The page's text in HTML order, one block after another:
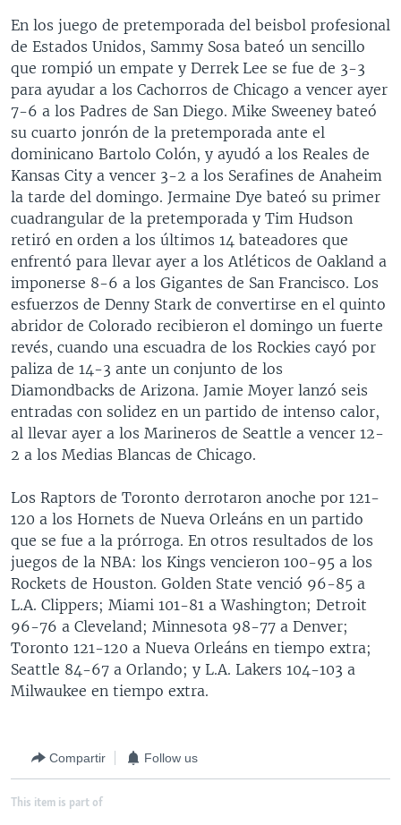
VENEZUELA
BRASIL
NICARAGUA
ECONOMÍA
ENTRETENIMIENTO Y CULTURA
TECNOLOGÍA
DEPORTES
CIENCIA Y SALUD
MULTIMEDIA
VIDEOS
FOTOGRAFÍA
AUDIOS
PROGRAMAS TV
EL MUNDO AL DÍA
FORO INTERAMERICANO
VISIÓN 360
LAS CLAVES
PANORAMA
RADIO
AVANCE INFORMATIVO
AUDIONOTICIAS
BUENOS DÍAS AMÉRICA
ESTADOS UNIDOS AL DÍA
EL MUNDO AL DÍA [RADIO]
FORO [RADIO]
DEPORTIVO INTERNACIONAL
NOTA ECONÓMICA
ENTRETENIMIENTO
DIRECT
DOCUMENTALES DE LA VOA
Learning English
SÍGANOS
Idiomas
En los juego de pretemporada del beisbol profesional
de Estados Unidos, Sammy Sosa bateó un sencillo
que rompió un empate y Derrek Lee se fue de 3-3
para ayudar a los Cachorros de Chicago a vencer ayer
7-6 a los Padres de San Diego. Mike Sweeney bateó
su cuarto jonrón de la pretemporada ante el
dominicano Bartolo Colón, y ayudó a los Reales de
Kansas City a vencer 3-2 a los Serafines de Anaheim
la tarde del domingo. Jermaine Dye bateó su primer
cuadrangular de la pretemporada y Tim Hudson
retiró en orden a los últimos 14 bateadores que
enfrentó para llevar ayer a los Atléticos de Oakland a
imponerse 8-6 a los Gigantes de San Francisco. Los
esfuerzos de Denny Stark de convertirse en el quinto
abridor de Colorado recibieron el domingo un fuerte
revés, cuando una escuadra de los Rockies cayó por
paliza de 14-3 ante un conjunto de los
Diamondbacks de Arizona. Jamie Moyer lanzó seis
entradas con solidez en un partido de intenso calor,
al llevar ayer a los Marineros de Seattle a vencer 12-
2 a los Medias Blancas de Chicago.
Los Raptors de Toronto derrotaron anoche por 121-
120 a los Hornets de Nueva Orleáns en un partido
que se fue a la prórroga. En otros resultados de los
juegos de la NBA: los Kings vencieron 100-95 a los
Rockets de Houston. Golden State venció 96-85 a
L.A. Clippers; Miami 101-81 a Washington; Detroit
96-76 a Cleveland; Minnesota 98-77 a Denver;
Toronto 121-120 a Nueva Orleáns en tiempo extra;
Seattle 84-67 a Orlando; y L.A. Lakers 104-103 a
Milwaukee en tiempo extra.
Compartir Follow us
This item is part of